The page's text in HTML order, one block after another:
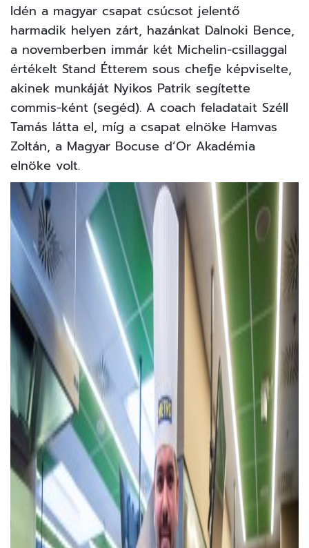
Idén a magyar csapat csúcsot jelentő
harmadik helyen zárt, hazánkat Dalnoki Bence,
a novemberben immár két Michelin-csillaggal
értékelt Stand Étterem sous chefje képviselte,
akinek munkáját Nyikos Patrik segítette
commis-ként (segéd). A coach feladatait Széll
Tamás látta el, míg a csapat elnöke Hamvas
Zoltán, a Magyar Bocuse d’Or Akadémia
elnöke volt.